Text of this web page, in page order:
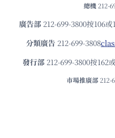
總機 212-
廣告部212-699-3800按106或
分類廣告 212-699-3808
發⾏部 212-699-3800按162
市場推廣部 212-